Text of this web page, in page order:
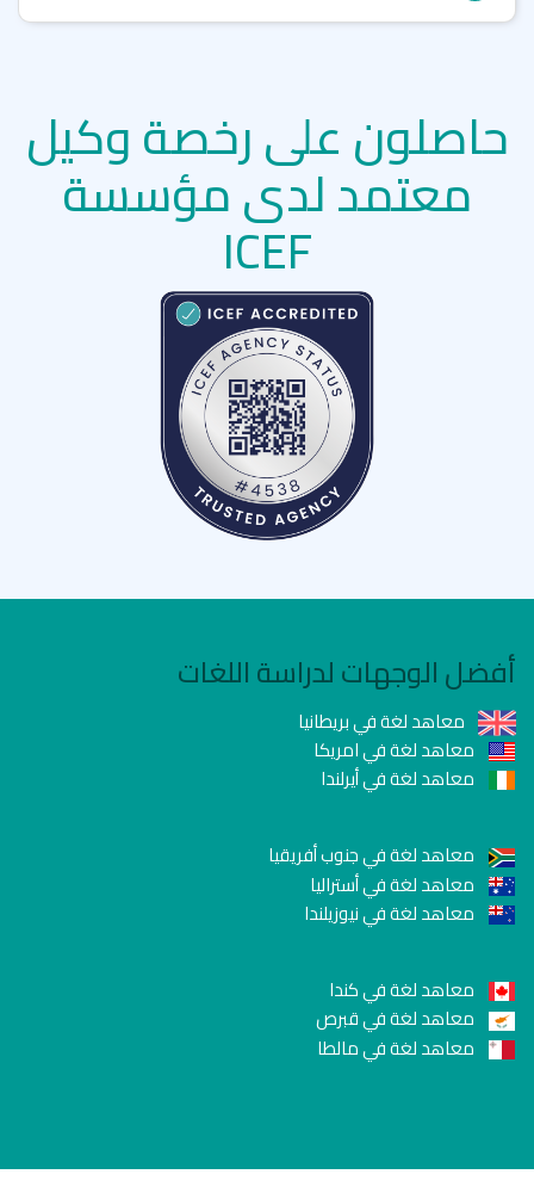
حاصلون على رخصة وكيل
معتمد لدى مؤسسة
ICEF
أفضل الوجهات لدراسة اللغات
معاهد لغة في بريطانيا
معاهد لغة في امريكا
معاهد لغة في أيرلندا
معاهد لغة في جنوب أفريقيا
معاهد لغة في أستراليا
معاهد لغة في نيوزيلندا
معاهد لغة في كندا
معاهد لغة في قبرص
معاهد لغة في مالطا